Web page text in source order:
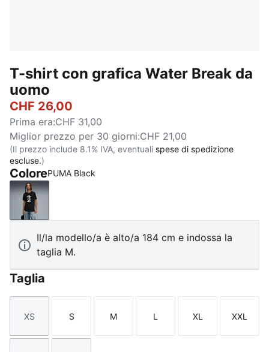
T-shirt con grafica Water Break da
uomo
CHF 26,00
Prima era:CHF 31,00
Miglior prezzo per 30 giorni:CHF 21,00
(Il prezzo include 8.1% IVA, eventuali spese di spedizione
escluse.)
ColorePUMA Black
PUMA Black
Il/la modello/a è alto/a 184 cm e indossa la
taglia M.
Taglia
Taglia
XS
Taglia
S
Taglia
M
Taglia
L
Taglia
XL
Taglia
XXL